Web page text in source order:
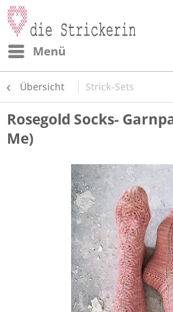
Menü
Übersicht Strick-Sets
Rosegold Socks-
Me)